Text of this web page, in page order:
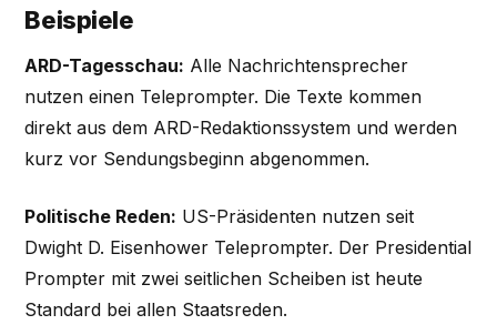
Beispiele
ARD-Tagesschau: Alle Nachrichtensprecher
nutzen einen Teleprompter. Die Texte kommen
direkt aus dem ARD-Redaktionssystem und werden
kurz vor Sendungsbeginn abgenommen.
Politische Reden: US-Präsidenten nutzen seit
Dwight D. Eisenhower Teleprompter. Der Presidential
Prompter mit zwei seitlichen Scheiben ist heute
Standard bei allen Staatsreden.